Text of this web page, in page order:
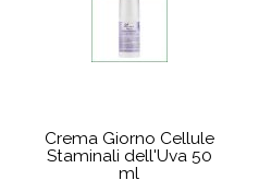
Crema Giorno Cellule
Staminali dell'Uva 50
ml